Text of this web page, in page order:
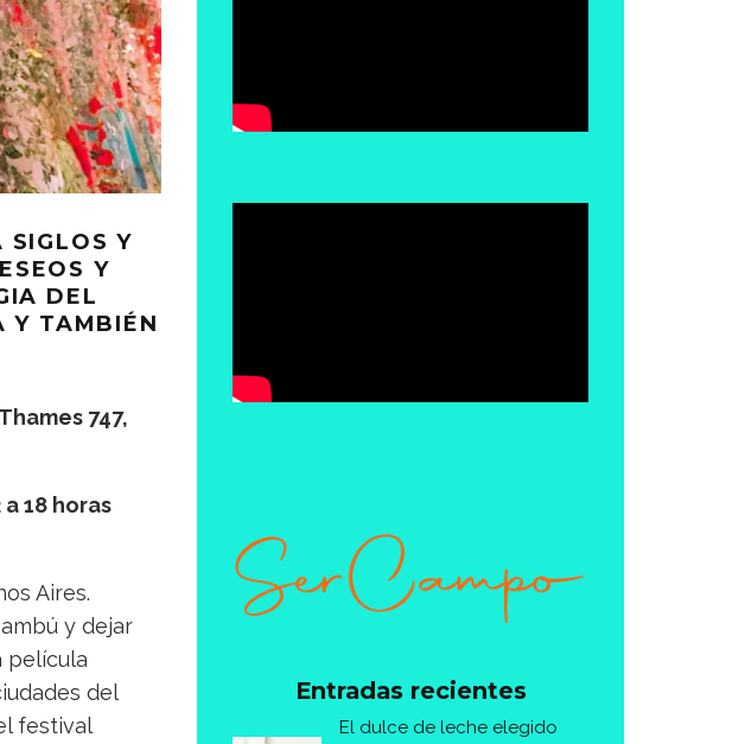
SIGLOS Y
Y
DEL
Y TAMBIÉN
747,
18 horas
Aires.
y dejar
película
del
festival
Entradas recientes
El dulce de leche elegido